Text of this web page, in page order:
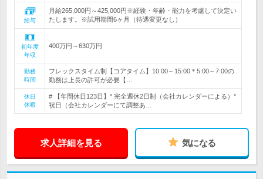
給与
月給265,000円～425,000円※経験・年齢・能力を考慮して決定い
たします。※試用期間6ヶ月（待遇変更なし）
初年度
年収
400万円～630万円
勤務
時間
フレックスタイム制【コアタイム】10:00～15:00＊5:00～7:00の
勤務は上長の許可が必要【…
休日
休暇
# 【年間休日123日】* 完全週休2日制（会社カレンダーによる）*
祝日（会社カレンダーにて調整あ…
求人詳細を見る 気になる